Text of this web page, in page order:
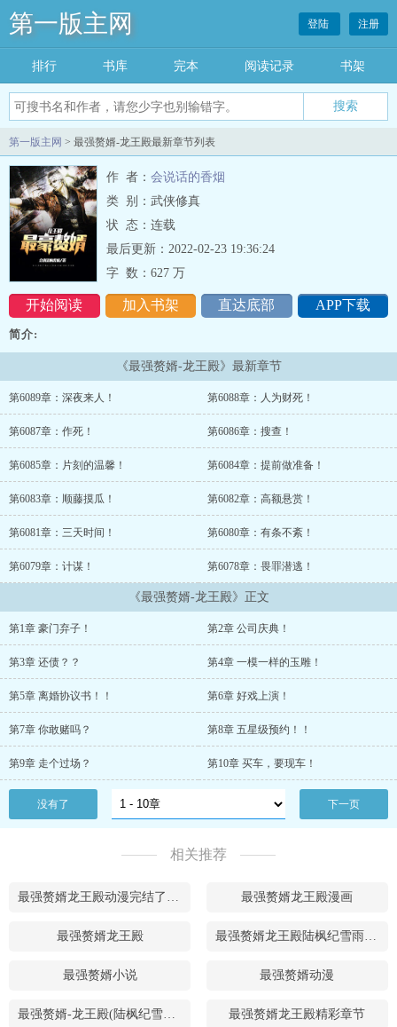
第一版主网
搜索
登陆 注册
排行 书库 完本 阅读记录 书架
第一版主网 > 最强赘婿-龙王殿最新章节列表
作 者： 会说话的香烟
类 别：武侠修真
状 态：连载
开始阅读 加入书架 直达底部 APP下载
最后更新：2022-02-23 19:36:24
字 数： 627 万
简介:
《最强赘婿-龙王殿》最新章节
第6089章：深夜来人！ 第6088章：人为财死！
第6087章：作死！ 第6086章：搜查！
第6085章：片刻的温馨！ 第6084章：提前做准备！
第6083章：顺藤摸瓜！ 第6082章：高额悬赏！
第6081章：三天时间！ 第6080章：有条不紊！
第6079章：计谋！ 第6078章：畏罪潜逃！
《最强赘婿-龙王殿》正文
第1章 豪门弃子！ 第2章 公司庆典！
第3章 还债？？ 第4章 一模一样的玉雕！
第5章 离婚协议书！！ 第6章 好戏上演！
第7章 你敢赌吗？ 第8章 五星级预约！！
第9章 走个过场？ 第10章 买车，要现车！
没有了 下一页
相关推荐
最强赘婿龙王殿动漫完结了吗共多少集 最强赘婿龙王殿漫画
最强赘婿龙王殿 最强赘婿龙王殿陆枫纪雪雨免费阅读
最强赘婿小说 最强赘婿动漫
最强赘婿-龙王殿(陆枫纪雪雨)小说 最强赘婿龙王殿精彩章节